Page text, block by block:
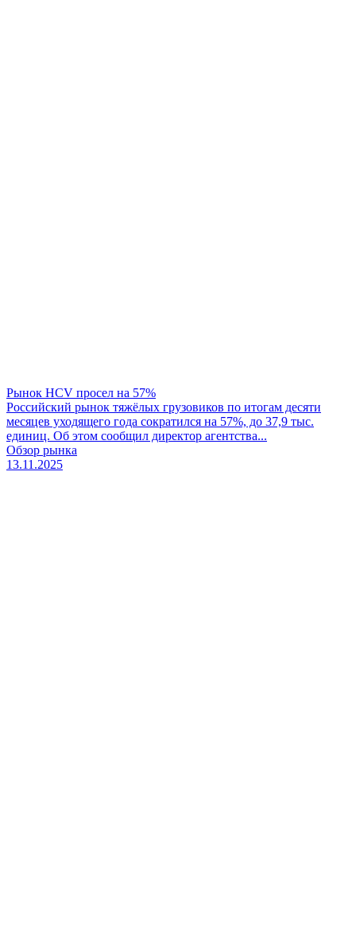
Рынок HCV просел на 57%
Российский рынок тяжёлых грузовиков по итогам десяти
месяцев уходящего года сократился на 57%, до 37,9 тыс.
единиц. Об этом сообщил директор агентства...
Обзор рынка
13.11.2025